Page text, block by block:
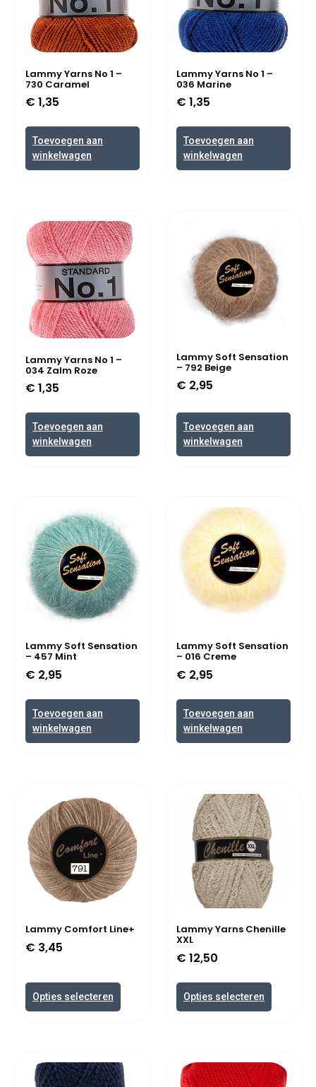
Lammy Yarns No 1 –
730 Caramel
€ 1,35
Toevoegen aan
winkelwagen
Lammy Yarns No 1 –
036 Marine
€ 1,35
Toevoegen aan
winkelwagen
Lammy Yarns No 1 –
034 Zalm Roze
€ 1,35
Toevoegen aan
winkelwagen
Lammy Soft Sensation
– 792 Beige
€ 2,95
Toevoegen aan
winkelwagen
Lammy Soft Sensation
– 457 Mint
€ 2,95
Toevoegen aan
winkelwagen
Lammy Soft Sensation
– 016 Creme
€ 2,95
Toevoegen aan
winkelwagen
Lammy Comfort Line+
€ 3,45
Opties selecteren
Lammy Yarns Chenille
XXL
€ 12,50
Opties selecteren